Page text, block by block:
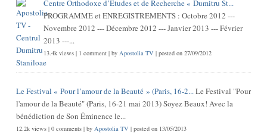
Centre Orthodoxe d’Études et de Recherche « Dumitru St...
PROGRAMME et ENREGISTREMENTS : Octobre 2012 ---
Novembre 2012 --- Décembre 2012 --- Janvier 2013 --- Février
2013 ---...
13.4k views| 1 comment| by Apostolia TV | posted on 27/09/2012
Le Festival « Pour l’amour de la Beauté » (Paris, 16-2...Le Festival "Pour
l'amour de la Beauté" (Paris, 16-21 mai 2013) Soyez Beaux! Avec la
bénédiction de Son Éminence le...
12.2k views| 0 comments| by Apostolia TV | posted on 13/05/2013